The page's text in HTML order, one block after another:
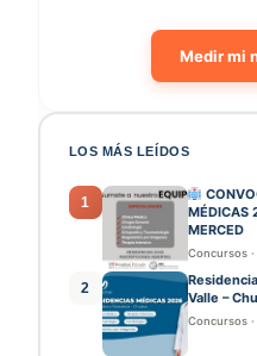
Medir mi
LOS MÁS LEÍDOS
1
MÉDICAS
MERCED
Concursos ·
2
Valle –
Concursos ·